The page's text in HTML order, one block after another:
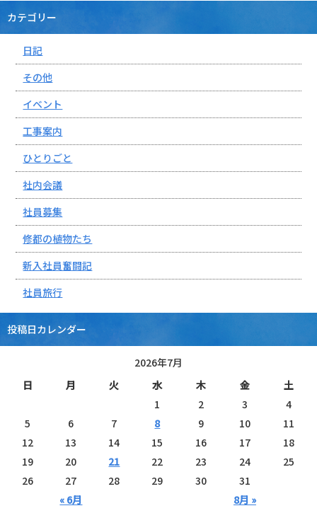
カテゴリー
日記
その他
イベント
工事案内
ひとりごと
社内会議
社員募集
修都の植物たち
新入社員奮闘記
社員旅行
投稿日カレンダー
2026年7月
日
月 火 水 木 金 土
« 6月 8月 »
1 2 3
4
5
6 7 8 9 10
11
12
13 14 15 16 17
18
19
20 21 22 23 24
25
26
27 28 29 30 31